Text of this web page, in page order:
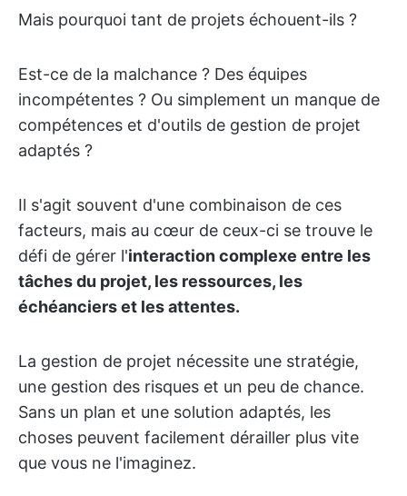
Mais pourquoi tant de projets échouent-ils ?
Est-ce de la malchance ? Des équipes
incompétentes ? Ou simplement un manque de
compétences et d'outils de gestion de projet
adaptés ?
Il s'agit souvent d'une combinaison de ces
facteurs, mais au cœur de ceux-ci se trouve le
défi de gérer l'interaction complexe entre les
tâches du projet, les ressources, les
échéanciers et les attentes.
La gestion de projet nécessite une stratégie,
une gestion des risques et un peu de chance.
Sans un plan et une solution adaptés, les
choses peuvent facilement dérailler plus vite
que vous ne l'imaginez.